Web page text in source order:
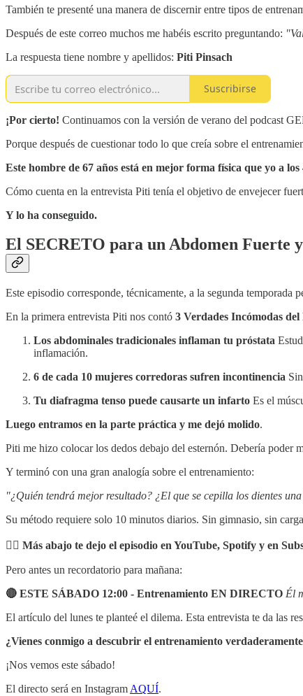
También te presenté una manera de discernir entre tipos de
Después de este correo muchos me habéis escrito preguntando:
La respuesta tiene nombre y apellidos: Piti Pinsach
Suscribirse
¡Por cierto! Continuamos con la versión de verano del podcast
Porque después de cuestionar todo lo que creía sobre el
Este hombre de 67 años está en mejor forma física que yo a
Cómo cuenta en la entrevista Piti tenía el objetivo de envejecer
Y lo ha conseguido.
El SECRETO para un Abdomen Fuerte
Este episodio corresponde, técnicamente, a la segunda temporada
En la primera entrevista Piti nos contó 3 Verdades Incómodas del
Los abdominales tradicionales inflaman tu próstata
inflamación.
6 de cada 10 mujeres corredoras sufren incontinencia
Tu diafragma tenso puede causarte un infarto Es el
Luego entramos en la parte práctica y me dejó molido.
Piti me hizo colocar los dedos debajo del esternón. Debería poder
Y terminó con una gran analogía sobre el entrenamiento:
"¿Quién tendrá mejor resultado? ¿El que se cepilla los dientes
Su método requiere solo 10 minutos diarios. Sin gimnasio, sin
👉🏼 Más abajo te dejo el episodio en YouTube, Spotify y en
Pero antes un recordatorio para mañana:
🔴 ESTE SÁBADO 12:00 - Entrenamiento EN DIRECTO Él
El artículo del lunes te planteé el dilema. Esta entrevista te da las
¿Vienes conmigo a descubrir el entrenamiento
¡Nos vemos este sábado!
El directo será en Instagram AQUÍ.